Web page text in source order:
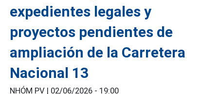
expedientes legales y
proyectos pendientes de
ampliación de la Carretera
Nacional 13
NHÓM PV | 02/06/2026 - 19:00